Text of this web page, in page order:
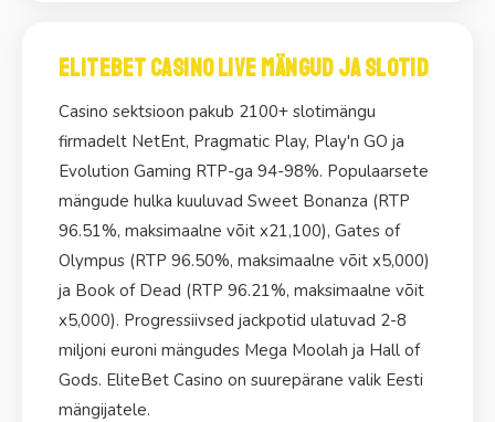
EliteBet Casino Live Mängud ja Slotid
Casino sektsioon pakub 2100+ slotimängu
firmadelt NetEnt, Pragmatic Play, Play'n GO ja
Evolution Gaming RTP-ga 94-98%. Populaarsete
mängude hulka kuuluvad Sweet Bonanza (RTP
96.51%, maksimaalne võit x21,100), Gates of
Olympus (RTP 96.50%, maksimaalne võit x5,000)
ja Book of Dead (RTP 96.21%, maksimaalne võit
x5,000). Progressiivsed jackpotid ulatuvad 2-8
miljoni euroni mängudes Mega Moolah ja Hall of
Gods. EliteBet Casino on suurepärane valik Eesti
mängijatele.